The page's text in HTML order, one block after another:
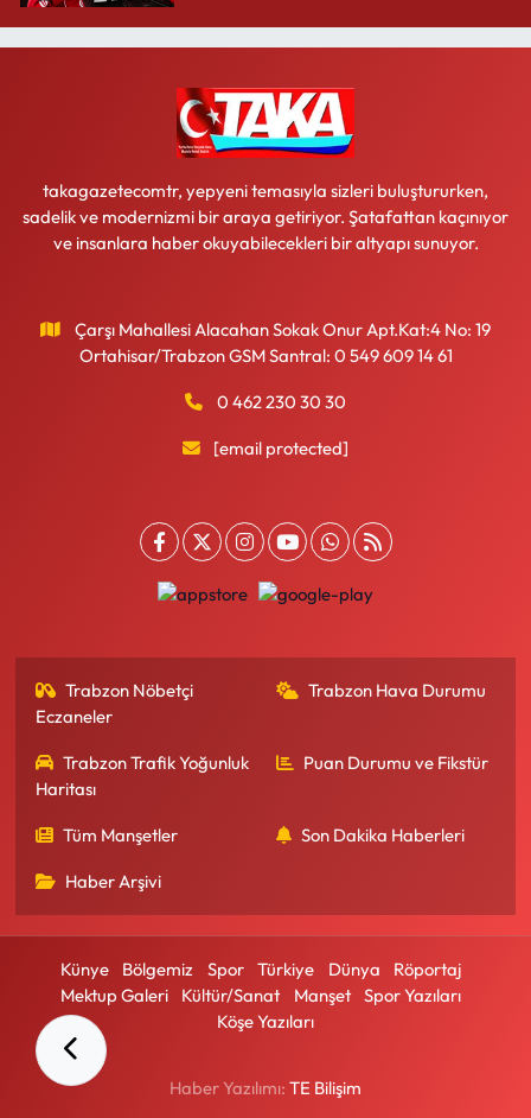
takagazetecomtr, yepyeni temasıyla sizleri buluştururken,
sadelik ve modernizmi bir araya getiriyor. Şatafattan kaçınıyor
ve insanlara haber okuyabilecekleri bir altyapı sunuyor.
Çarşı Mahallesi Alacahan Sokak Onur Apt.Kat:4 No: 19
Ortahisar/Trabzon GSM Santral: 0 549 609 14 61
0 462 230 30 30
[email protected]
Trabzon Nöbetçi
Eczaneler
Trabzon Hava Durumu
Trabzon Trafik Yoğunluk
Haritası
Puan Durumu ve Fikstür
Tüm Manşetler Son Dakika Haberleri
Haber Arşivi
Künye Bölgemiz Spor Türkiye Dünya
Röportaj
Mektup Galeri
Kültür/Sanat Manşet
Spor Yazıları
Köşe Yazıları
Haber Yazılımı: TE Bilişim